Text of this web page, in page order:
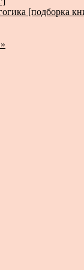
[подборка